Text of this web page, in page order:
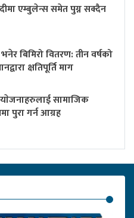
एम्बुलेन्स समेत पुग्न सक्दैन
बिमिरो वितरण: तीन वर्षको
क्षतिपूर्ति माग
सामाजिक
पुरा गर्न आग्रह